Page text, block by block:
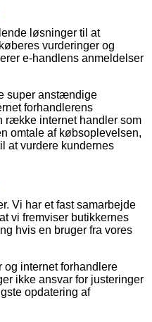
løsninger til at
vurderinger og
e-handlens anmeldelser
super anstændige
forhandlerens
række internet handler som
omtale af købsoplevelsen,
at vurdere kundernes
Vi har et fast samarbejde
vi fremviser butikkernes
hvis en bruger fra vores
og internet forhandlere
ikke ansvar for justeringer
opdatering af